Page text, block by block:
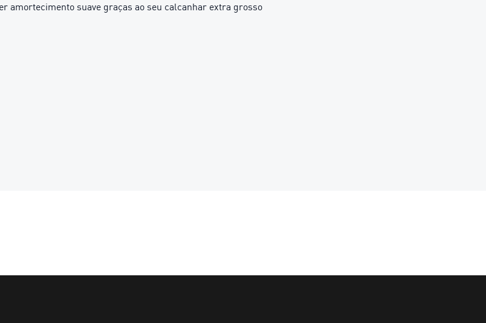
amortecimento suave graças ao seu calcanhar extra grosso